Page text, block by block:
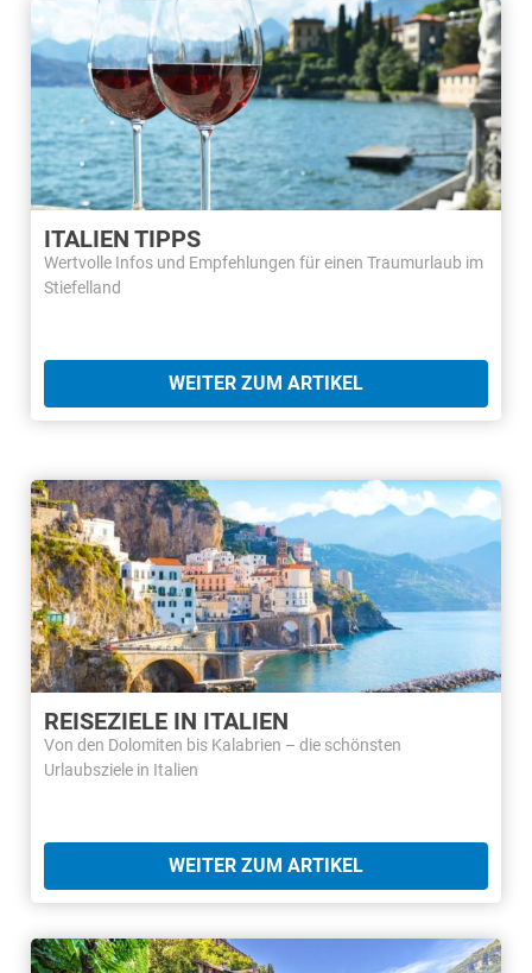
ITALIEN TIPPS
Wertvolle Infos und Empfehlungen für einen Traumurlaub im
Stiefelland
WEITER ZUM ARTIKEL
REISEZIELE IN ITALIEN
Von den Dolomiten bis Kalabrien – die schönsten
Urlaubsziele in Italien
WEITER ZUM ARTIKEL